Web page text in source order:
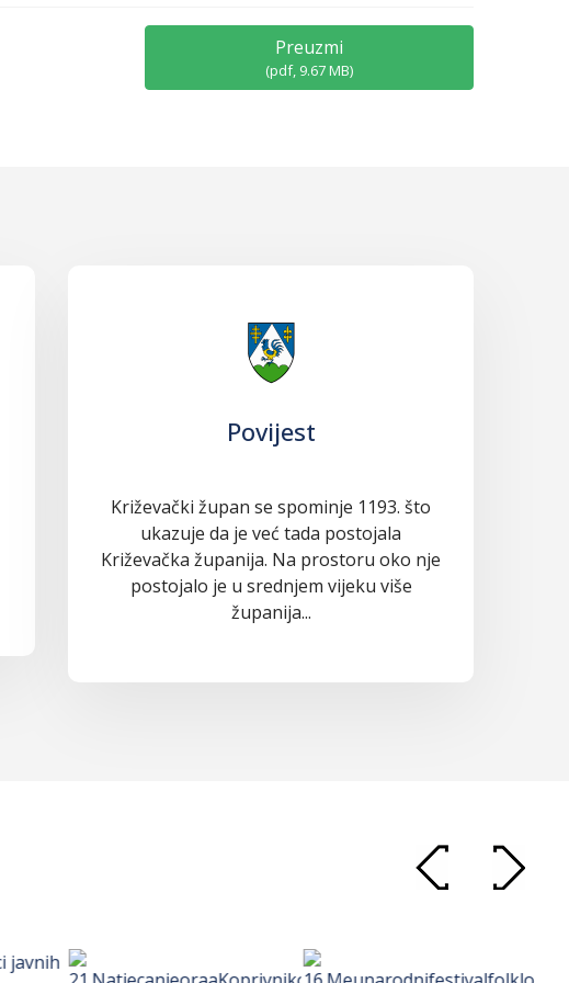
Preuzmi
(pdf, 9.67 MB)
Povijest
Križevački župan se spominje 1193. što
ukazuje da je već tada postojala
Križevačka županija. Na prostoru oko nje
postojalo je u srednjem vijeku više
županija...